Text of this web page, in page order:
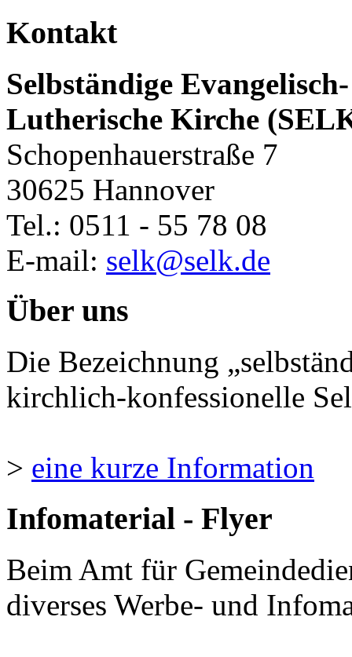
Kontakt
Selbständige Evangelisch-
Lutherische Kirche
Schopenhauerstraße 7
30625 Hannover
Tel.: 0511 - 55 78 08
E-mail: selk@selk.de
Über uns
Die Bezeichnung
kirchlich-konfessionelle
> eine kurze Information
Infomaterial - Flyer
Beim Amt für
diverses Werbe- und